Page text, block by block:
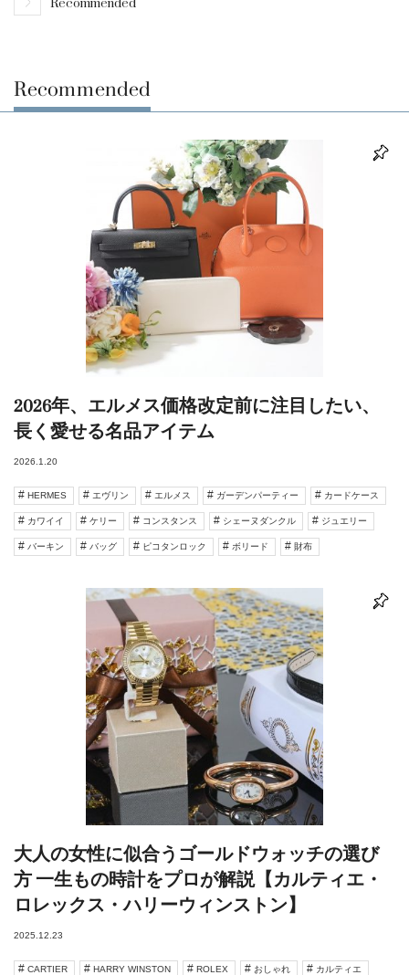
Recommended
2026年、エルメス価格改定前に注目したい、
長く愛せる名品アイテム
2026.1.20
HERMES エヴリン エルメス ガーデンパーティー カードケース
カワイイ ケリー コンスタンス シェーヌダンクル ジュエリー
バーキン バッグ ピコタンロック ボリード 財布
大人の女性に似合うゴールドウォッチの選び
方 一生もの時計をプロが解説【カルティエ・
ロレックス・ハリーウィンストン】
2025.12.23
CARTIER HARRY WINSTON ROLEX おしゃれ カルティエ